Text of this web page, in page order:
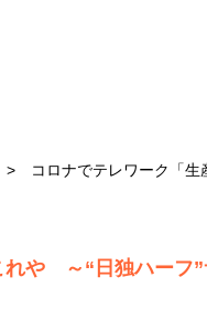
コロナでテレワーク「
れや ～“日独ハーフ”